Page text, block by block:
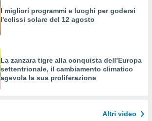
I migliori programmi e luoghi per godersi
l'eclissi solare del 12 agosto
La zanzara tigre alla conquista dell’Europa
settentrionale, il cambiamento climatico
agevola la sua proliferazione
Altri video